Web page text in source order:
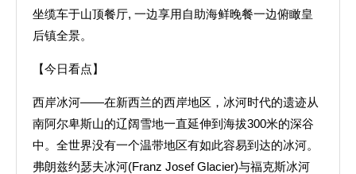
坐缆车于山顶餐厅, 一边享用自助海鲜晚餐一边俯瞰皇
后镇全景。
【今日看点】
西岸冰河——在新西兰的西岸地区，冰河时代的遗迹从
南阿尔卑斯山的辽阔雪地一直延伸到海拔300米的深谷
中。全世界没有一个温带地区有如此容易到达的冰河。
弗朗兹约瑟夫冰河(Franz Josef Glacier)与福克斯冰河